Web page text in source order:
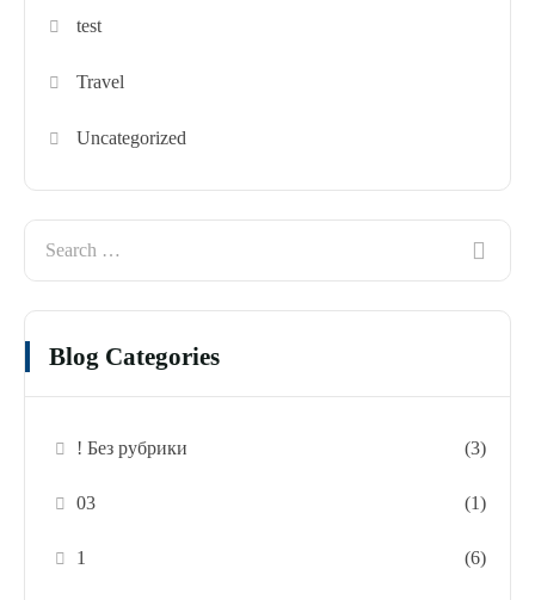
test
Travel
Uncategorized
Blog Categories
! Без рубрики (3)
03 (1)
1 (6)